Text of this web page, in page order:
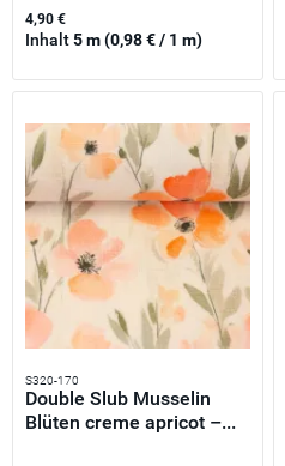
4,90 €
Inhalt5 m(0,98 € / 1 m)
S320-170
Double Slub Musselin
Blüten creme apricot –...